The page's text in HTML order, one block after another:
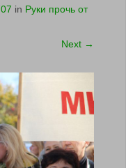
in Руки прочь от
Next →